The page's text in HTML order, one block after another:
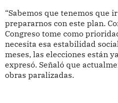
“Sabemos que tenemos que
prepararnos con este plan.
Congreso tome como
necesita esa estabilidad
meses, las elecciones están
expresó. Señaló que
obras paralizadas.